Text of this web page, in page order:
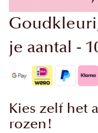
je aantal -
Kies zelf het
rozen!
Ga
naar
het
begin
van
gallerij